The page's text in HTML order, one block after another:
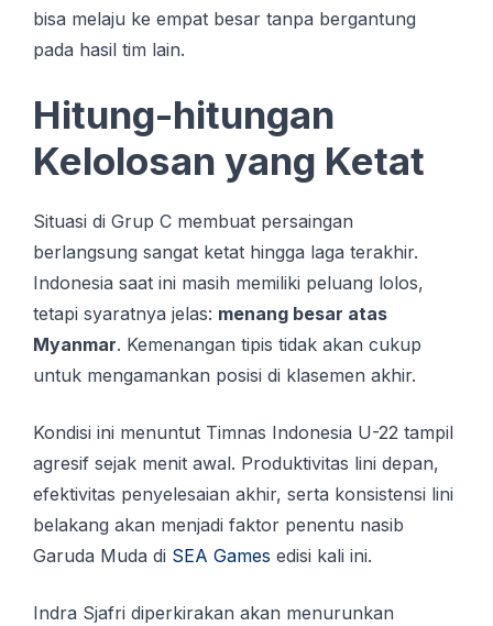
bisa melaju ke empat besar tanpa bergantung
pada hasil tim lain.
Hitung-hitungan
Kelolosan yang Ketat
Situasi di Grup C membuat persaingan
berlangsung sangat ketat hingga laga terakhir.
Indonesia saat ini masih memiliki peluang lolos,
tetapi syaratnya jelas: menang besar atas
Myanmar. Kemenangan tipis tidak akan cukup
untuk mengamankan posisi di klasemen akhir.
Kondisi ini menuntut Timnas Indonesia U-22 tampil
agresif sejak menit awal. Produktivitas lini depan,
efektivitas penyelesaian akhir, serta konsistensi lini
belakang akan menjadi faktor penentu nasib
Garuda Muda di SEA Games edisi kali ini.
Indra Sjafri diperkirakan akan menurunkan